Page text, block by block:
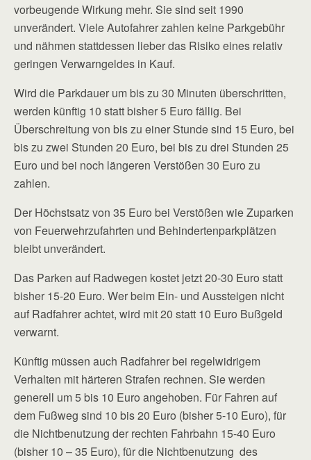
vorbeugende Wirkung mehr. Sie sind seit 1990
unverändert. Viele Autofahrer zahlen keine Parkgebühr
und nähmen stattdessen lieber das Risiko eines relativ
geringen Verwarngeldes in Kauf.
Wird die Parkdauer um bis zu 30 Minuten überschritten,
werden künftig 10 statt bisher 5 Euro fällig. Bei
Überschreitung von bis zu einer Stunde sind 15 Euro, bei
bis zu zwei Stunden 20 Euro, bei bis zu drei Stunden 25
Euro und bei noch längeren Verstößen 30 Euro zu
zahlen.
Der Höchstsatz von 35 Euro bei Verstößen wie Zuparken
von Feuerwehrzufahrten und Behindertenparkplätzen
bleibt unverändert.
Das Parken auf Radwegen kostet jetzt 20-30 Euro statt
bisher 15-20 Euro. Wer beim Ein- und Aussteigen nicht
auf Radfahrer achtet, wird mit 20 statt 10 Euro Bußgeld
verwarnt.
Künftig müssen auch Radfahrer bei regelwidrigem
Verhalten mit härteren Strafen rechnen. Sie werden
generell um 5 bis 10 Euro angehoben. Für Fahren auf
dem Fußweg sind 10 bis 20 Euro (bisher 5-10 Euro), für
die Nichtbenutzung der rechten Fahrbahn 15-40 Euro
(bisher 10 – 35 Euro), für die Nichtbenutzung des